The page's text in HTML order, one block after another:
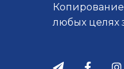
любых целях